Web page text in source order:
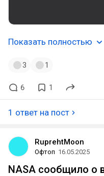
Показать полностью
3 1
6 1
1 ответ на пост
RuprehtMoon
Офтоп 16.05.2025
NASA сообщило о